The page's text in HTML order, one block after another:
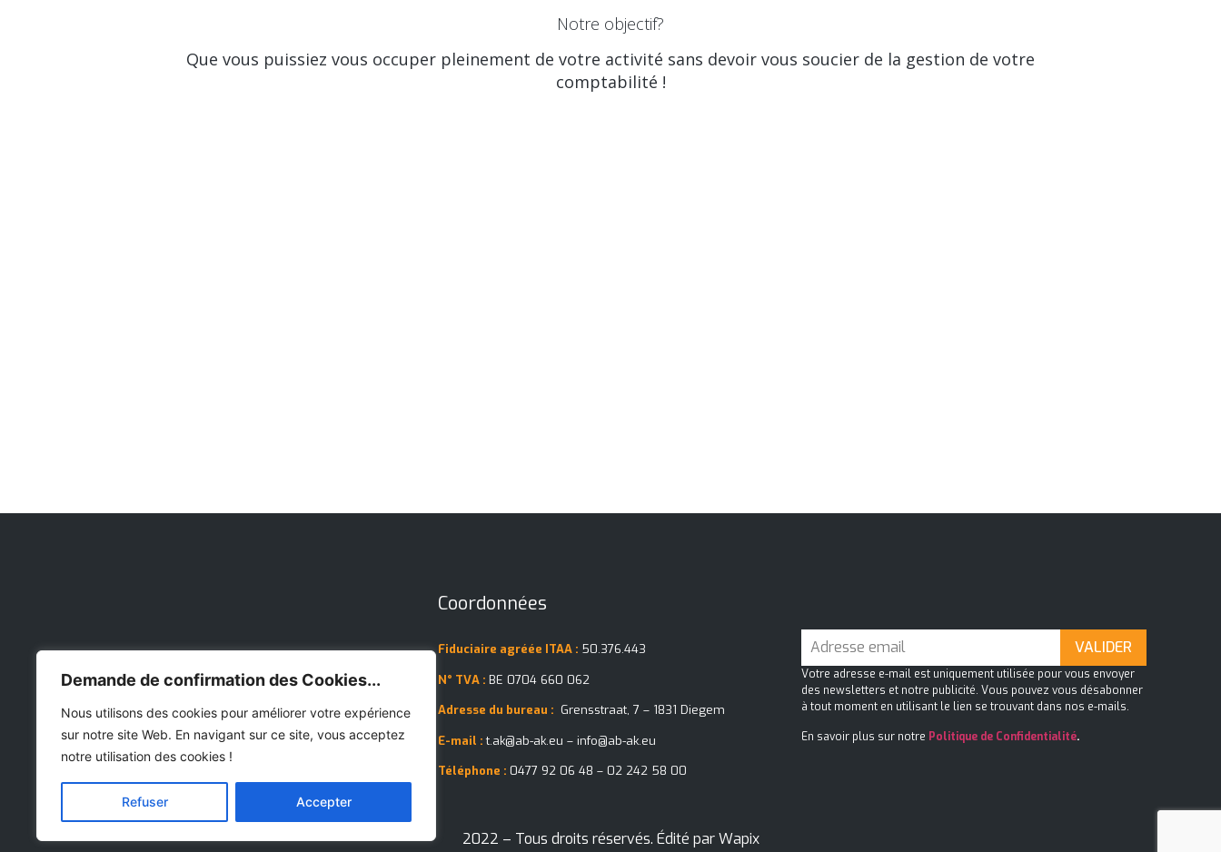
Demande de confirmation des Cookies...
Nous utilisons des cookies pour améliorer votre expérience
sur notre site Web. En navigant sur ce site, vous acceptez
notre utilisation des cookies !
Refuser Accepter
Notre objectif?
Que vous puissiez vous occuper pleinement de votre activité sans devoir vous soucier de la gestion de votre
comptabilité !
de nombreux services pour une gestion optimale de
administrateur délégué d’une petite, moyenne ou
grande entreprise.
Coordonnées
Fiduciaire agréée ITAA : 50.376.443
N° TVA : BE 0704 660 062
Adresse du bureau : Grensstraat, 7 – 1831 Diegem
E-mail :t.ak@ab-ak.eu – info@ab-ak.eu
Téléphone : 0477 92 06 48 – 02 242 58 00
Votre adresse e-mail est uniquement utilisée pour vous envoyer
des newsletters et notre publicité. Vous pouvez vous désabonner
à tout moment en utilisant le lien se trouvant dans nos e-mails.
En savoir plus sur notre Politique de Confidentialité.
2022 – Tous droits réservés. Édité parWapix